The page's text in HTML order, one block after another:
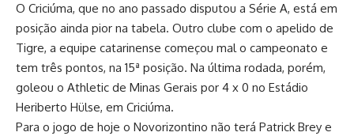
O Criciúma, que no ano passado disputou a Série A, está em
posição ainda pior na tabela. Outro clube com o apelido de
Tigre, a equipe catarinense começou mal o campeonato e
tem três pontos, na 15ª posição. Na última rodada, porém,
goleou o Athletic de Minas Gerais por 4 x 0 no Estádio
Heriberto Hülse, em Criciúma.
Para o jogo de hoje o Novorizontino não terá Patrick Brey e